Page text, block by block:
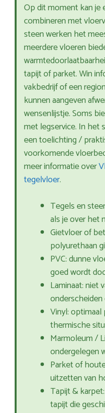
Op dit moment kan je
combineren met
steen werken het
meerdere vloeren
tapijt of parket. Win
vakbedrijf of een
kunnen aangeven
wensenlijstje. Soms
met legservice. In het
een toelichting /
voorkomende
meer informatie over
tegelvloer.
Tegels en
als je over het
Gietvloer of
polyurethaan
PVC: dunne
goed wordt
Laminaat: niet
Vinyl:
thermische
Marmoleum /
ondergelegen
Parket of
uitzetten van
Tapijt &
tapijt die